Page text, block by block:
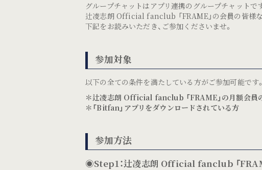
グループチャットはアプリ連携のグループチャットです
辻凌志朗 Official fanclub 「FRAME」の会員の皆様な
下記をお読みいただき、ご参加くださいませ。
参加対象
以下の全ての条件を満たしている方がご参加可能です。
＊辻凌志朗 Official fanclub 「FRAME」の月額会員
＊「Bitfan」アプリをダウンロードされている方
参加方法
◉Step1：辻凌志朗 Official fanclub 「